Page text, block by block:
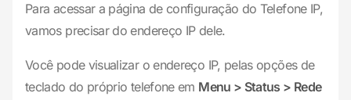
Para acessar a página de configuração do Telefone IP,
vamos precisar do endereço IP dele.
Você pode visualizar o endereço IP, pelas opções de
teclado do próprio telefone em Menu > Status > Rede